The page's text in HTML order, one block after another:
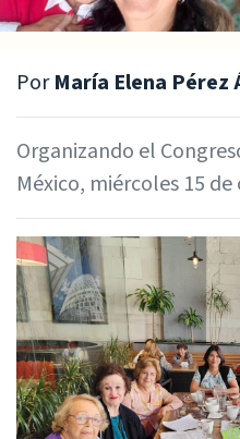
PorMaría Elena Pérez
Organizando el
México, miércoles 15